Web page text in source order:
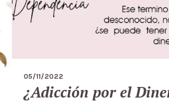
05/11/2022
¿Adicción por el